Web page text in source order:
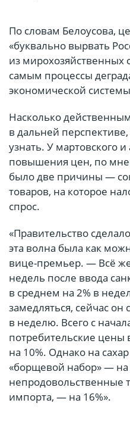
По словам Белоусова,
«буквально вырвать
из мирохозяйственных
самым процессы
экономической
Насколько
в дальней
узнать. У мартовского
повышения цен, по
было две причины —
товаров, на которое
спрос.
«Правительство
эта волна была как
вице-премьер. — Всё
недель после ввода
в среднем на 2% в
замедляться, сейчас он
в неделю. Всего с
потребительские цены
на 10%. Однако на
«борщевой набор» —
непродовольственные
импорта, — на 16%».